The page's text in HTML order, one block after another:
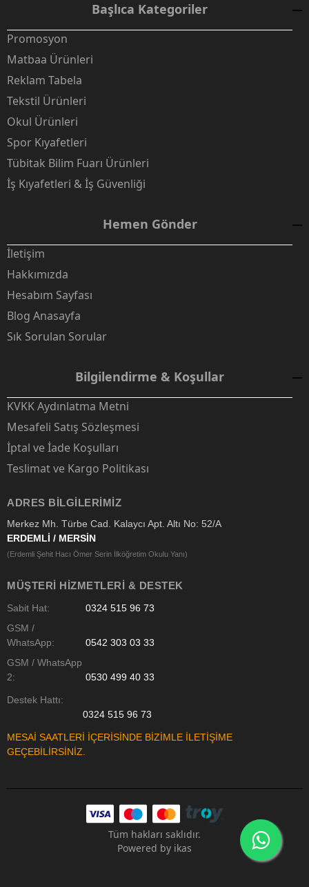
Başlıca Kategoriler
Promosyon
Matbaa Ürünleri
Reklam Tabela
Tekstil Ürünleri
Okul Ürünleri
Spor Kıyafetleri
Tübitak Bilim Fuarı Ürünleri
İş Kıyafetleri & İş Güvenliği
Hemen Gönder
İletişim
Hakkımızda
Hesabım Sayfası
Blog Anasayfa
Sık Sorulan Sorular
Bilgilendirme & Koşullar
KVKK Aydınlatma Metni
Mesafeli Satış Sözleşmesi
İptal ve İade Koşulları
Teslimat ve Kargo Politikası
ADRES BILGILERIMIZ
Merkez Mh. Türbe Cad. Kalaycı Apt. Altı No: 52/A
ERDEMLİ / MERSİN
(Erdemli Şehit Hacı Ömer Serin İlköğretim Okulu Yanı)
MÜŞTERI HIZMETLERI & DESTEK
Sabit Hat:
0324 515 96 73
GSM /
WhatsApp:
0542 303 03 33
GSM / WhatsApp
2:
0530 499 40 33
Destek Hattı:
0324 515 96 73
MESAİ SAATLERİ İÇERİSİNDE BİZİMLE İLETİŞİME
GEÇEBİLİRSİNİZ.
Tüm hakları saklıdır.
Powered by ikas